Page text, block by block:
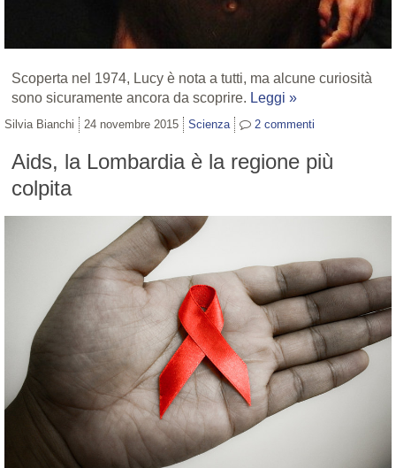
Scoperta nel 1974, Lucy è nota a tutti, ma alcune curiosità
sono sicuramente ancora da scoprire. Leggi »
Silvia Bianchi 24 novembre 2015 Scienza 2 commenti
Aids, la Lombardia è la regione più
colpita